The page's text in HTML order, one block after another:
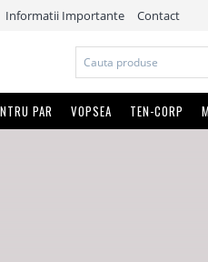
Informatii Importante Contact
PAR VOPSEA TEN-CORP